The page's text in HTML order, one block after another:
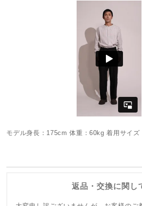
モデル身長：175cm 体重：60kg 着用サイズ
返品・交換に関し